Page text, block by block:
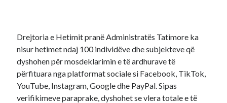
Drejtoria e Hetimit pranë Administratës Tatimore ka
nisur hetimet ndaj 100 individëve dhe subjekteve që
dyshohen për mosdeklarimin e të ardhurave të
përfituara nga platformat sociale si Facebook, TikTok,
YouTube, Instagram, Google dhe PayPal. Sipas
verifikimeve paraprake, dyshohet se vlera totale e të